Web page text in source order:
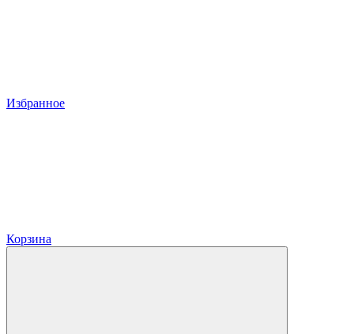
Избранное
Корзина